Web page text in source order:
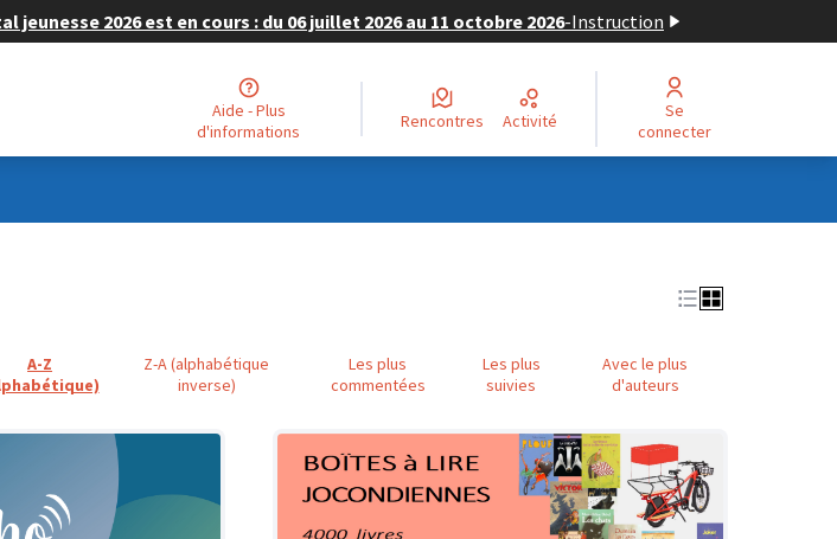
2026 est en cours : du 06 juillet 2026 au 11 octobre 2026-Instruction
Aide - Plus
d'informations
Rencontres Activité
Se
connecter
A-Z
Z-A (alphabétique
inverse)
Les plus
commentées
Les plus
suivies
Avec le plus
d'auteurs